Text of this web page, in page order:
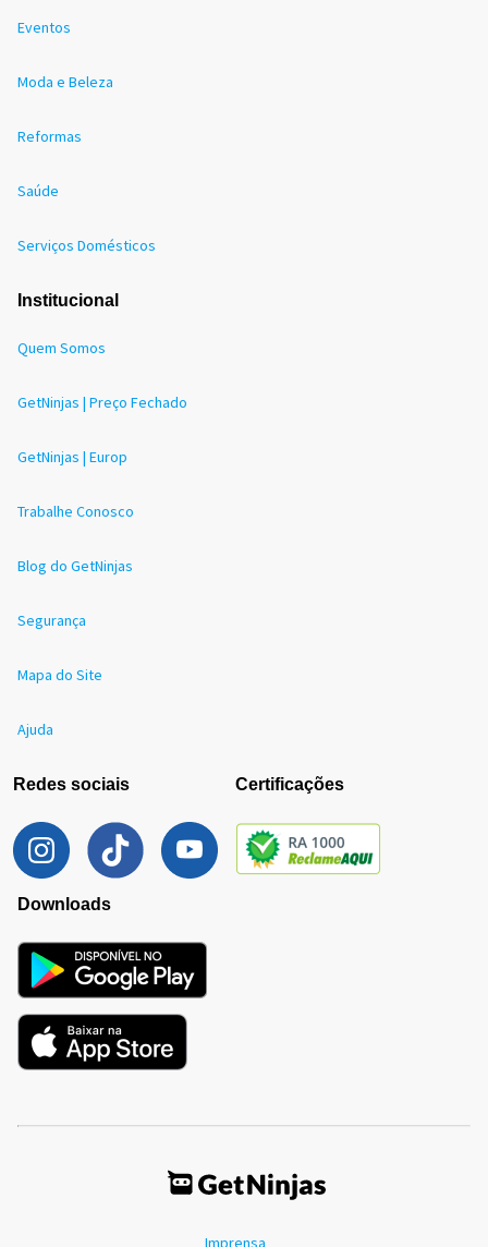
Eventos
Moda e Beleza
Reformas
Saúde
Serviços Domésticos
Institucional
Quem Somos
GetNinjas | Preço Fechado
GetNinjas | Europ
Trabalhe Conosco
Blog do GetNinjas
Segurança
Mapa do Site
Ajuda
Redes sociais Certificações
Downloads
Imprensa